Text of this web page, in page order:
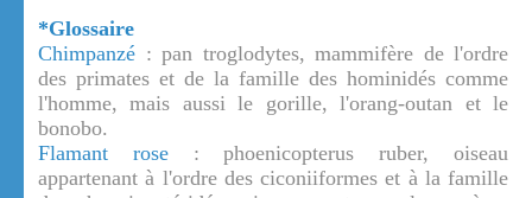
*Glossaire
Chimpanzé : pan troglodytes, mammifère de l'ordre
des primates et de la famille des hominidés comme
l'homme, mais aussi le gorille, l'orang-outan et le
bonobo.
Flamant rose: phoenicopterus ruber, oiseau
appartenant à l'ordre des ciconiiformes et à la famille